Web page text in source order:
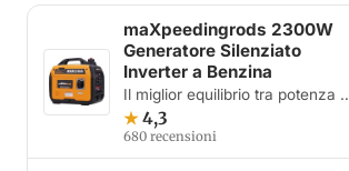
maXpeedingrods 2300W
Generatore Silenziato
Inverter a Benzina
Il miglior equilibrio tra potenza e
silenzio
★4,3
680 recensioni